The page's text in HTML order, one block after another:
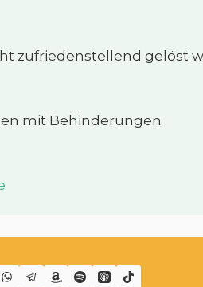
zufriedenstellend gelöst
mit Behinderungen